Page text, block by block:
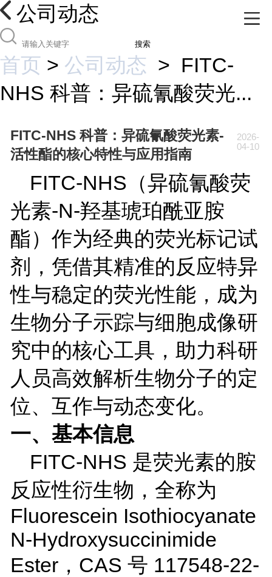
公司动态
搜索
首页 > 公司动态 > FITC-
NHS 科普：异硫氰酸荧光...
FITC-NHS 科普：异硫氰酸荧光素-
活性酯的核心特性与应用指南
2026-
04-10
FITC-NHS （异硫氰酸荧
光素-N-羟基琥珀酰亚胺
酯）作为经典的荧光标记试
剂，凭借其精准的反应特异
性与稳定的荧光性能，成为
生物分子示踪与细胞成像研
究中的核心工具，助力科研
人员高效解析生物分子的定
位、互作与动态变化。
一、基本信息
FITC-NHS 是荧光素的胺
反应性衍生物，全称为
Fluorescein Isothiocyanate
N-Hydroxysuccinimide
Ester， CAS 号 117548-22-